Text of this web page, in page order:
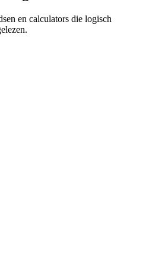
en calculators die logisch